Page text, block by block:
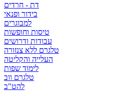
דת - חרדים
בידור ופנאי
למבוגרים
טיסות וחופשות
עבודות ודרושים
טלגרם ללא צנזורה
העלייה והקליטה
לימוד שפות
טלגרם ווב
להט"ב